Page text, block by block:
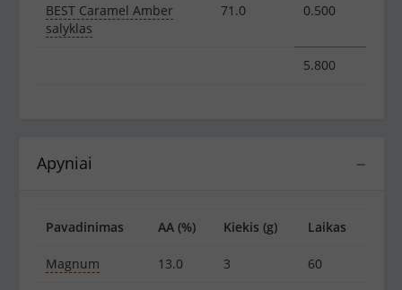
BEST Caramel Amber
salyklas
71.0 0.500
5.800
−
Apyniai
Pavadinimas AA (%) Kiekis (g) Laikas
Magnum 13.0 3 60